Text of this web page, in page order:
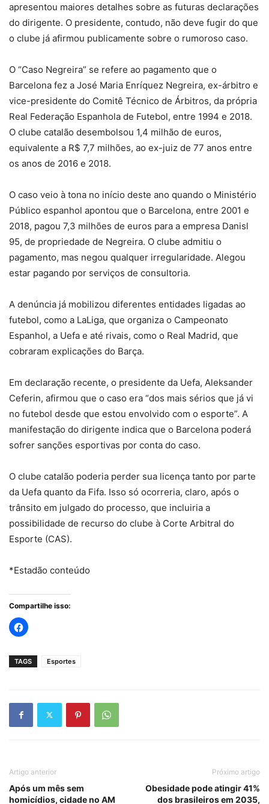
apresentou maiores detalhes sobre as futuras declarações
do dirigente. O presidente, contudo, não deve fugir do que
o clube já afirmou publicamente sobre o rumoroso caso.
O “Caso Negreira” se refere ao pagamento que o
Barcelona fez a José Maria Enríquez Negreira, ex-árbitro e
vice-presidente do Comitê Técnico de Árbitros, da própria
Real Federação Espanhola de Futebol, entre 1994 e 2018.
O clube catalão desembolsou 1,4 milhão de euros,
equivalente a R$ 7,7 milhões, ao ex-juiz de 77 anos entre
os anos de 2016 e 2018.
O caso veio à tona no início deste ano quando o Ministério
Público espanhol apontou que o Barcelona, entre 2001 e
2018, pagou 7,3 milhões de euros para a empresa Danisl
95, de propriedade de Negreira. O clube admitiu o
pagamento, mas negou qualquer irregularidade. Alegou
estar pagando por serviços de consultoria.
A denúncia já mobilizou diferentes entidades ligadas ao
futebol, como a LaLiga, que organiza o Campeonato
Espanhol, a Uefa e até rivais, como o Real Madrid, que
cobraram explicações do Barça.
Em declaração recente, o presidente da Uefa, Aleksander
Ceferin, afirmou que o caso era “dos mais sérios que já vi
no futebol desde que estou envolvido com o esporte”. A
manifestação do dirigente indica que o Barcelona poderá
sofrer sanções esportivas por conta do caso.
O clube catalão poderia perder sua licença tanto por parte
da Uefa quanto da Fifa. Isso só ocorreria, claro, após o
trânsito em julgado do processo, que incluiria a
possibilidade de recurso do clube à Corte Arbitral do
Esporte (CAS).
*Estadão conteúdo
Compartilhe isso:
TAGS Esportes
Artigo anterior
Após um mês sem
homicídios, cidade no AM
Próximo artigo
Obesidade pode atingir 41%
dos brasileiros em 2035,